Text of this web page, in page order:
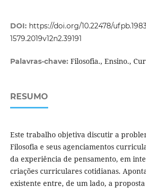
DOI: https://doi.org/10.22478/
1579.2019v12n2.39191
Palavras-chave: Filosofia., Ensino.,
RESUMO
Este trabalho objetiva discutir a
Filosofia e seus agenciamentos
da experiência de pensamento, em
criações curriculares cotidianas.
existente entre, de um lado, a